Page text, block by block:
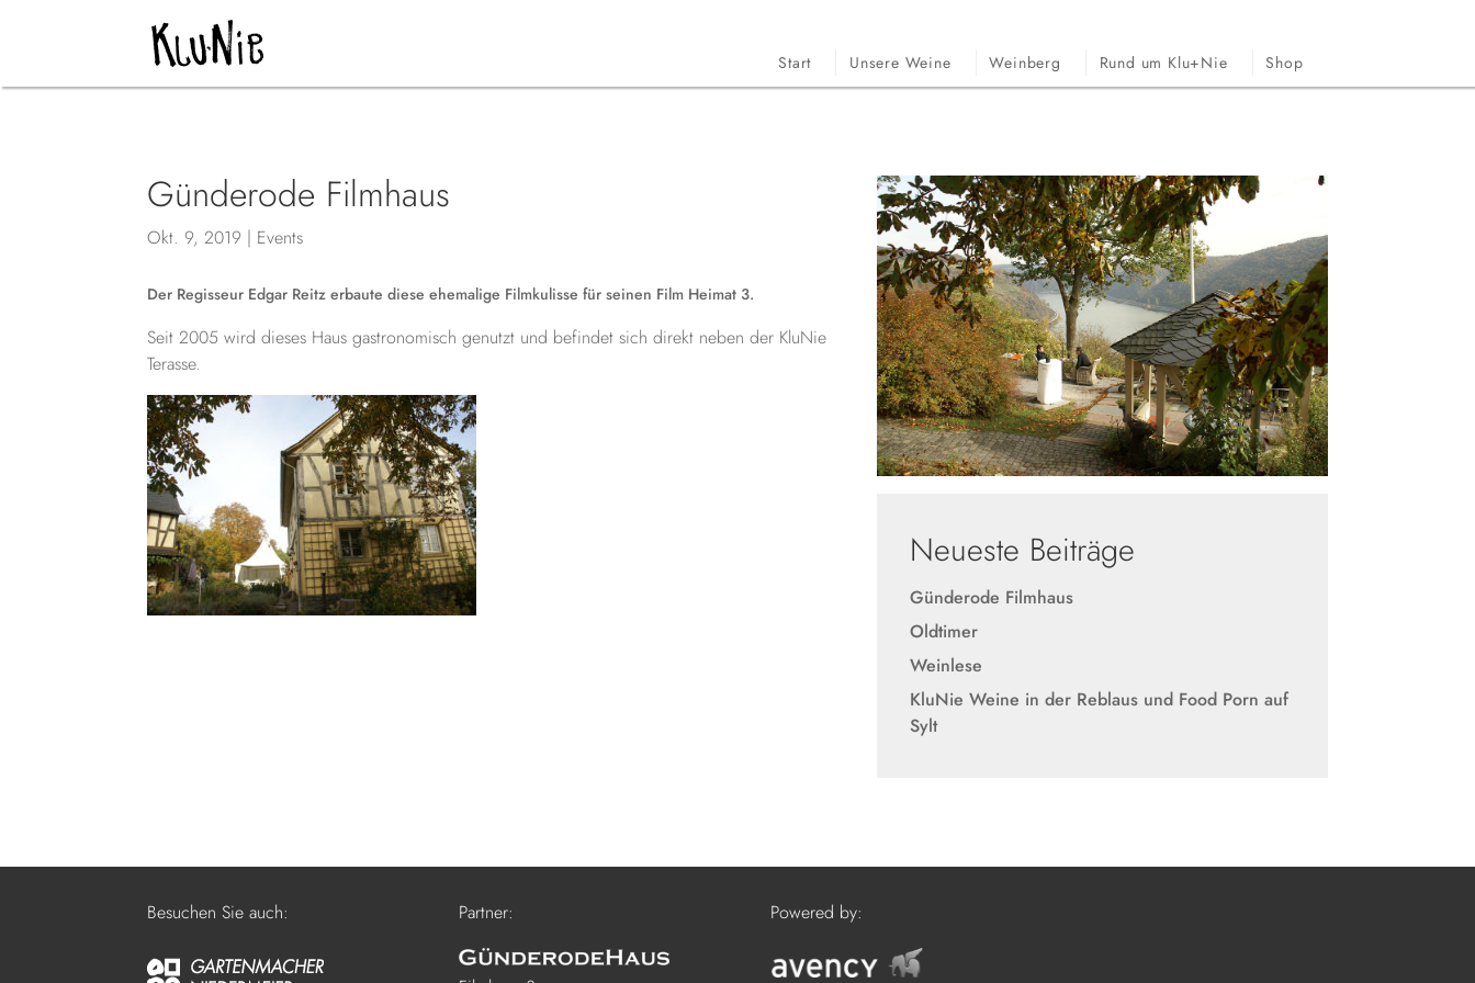
Start Unsere Weine Weinberg Rund um Klu+Nie Shop
Günderode Filmhaus
Okt. 9, 2019 | Events
Der Regisseur Edgar Reitz erbaute diese ehemalige Filmkulisse für seinen Film Heimat 3.
Seit 2005 wird dieses Haus gastronomisch genutzt und befindet sich direkt neben der KluNie
Terasse.
Neueste Beiträge
Günderode Filmhaus
Oldtimer
Weinlese
KluNie Weine in der Reblaus und Food Porn auf
Sylt
Besuchen Sie auch: Partner: Powered by: